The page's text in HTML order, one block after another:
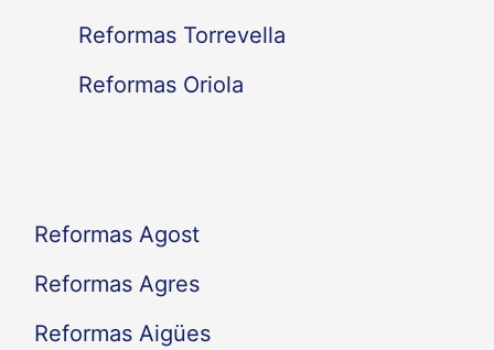
Reformas Torrevella
Reformas Oriola
Reformas Agost
Reformas Agres
Reformas Aigües